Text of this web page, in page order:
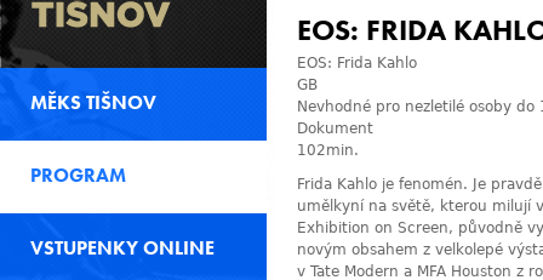
EOS: FRIDA
EOS: Frida Kahlo
GB
Nevhodné pro nezletilé osoby do
Dokument
102min.
Frida Kahlo je fenomén. Je
umělkyní na světě, kterou milují
Exhibition on Screen, původně
novým obsahem z velkolepé
v Tate Modern a MFA Houston z
MĚKS TIŠNOV
PROGRAM
VSTUPENKY ONLINE